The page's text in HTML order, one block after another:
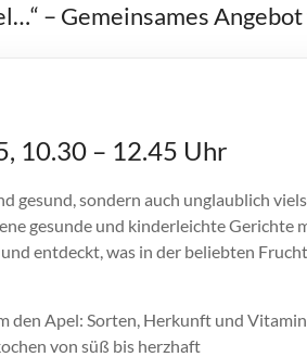
– Gemeinsames
10.30 – 12.45 Uhr
gesund, sondern auch unglaublich
gesunde und kinderleichte Gerichte
entdeckt, was in der beliebten
den Apel: Sorten, Herkunft und
von süß bis herzhaft